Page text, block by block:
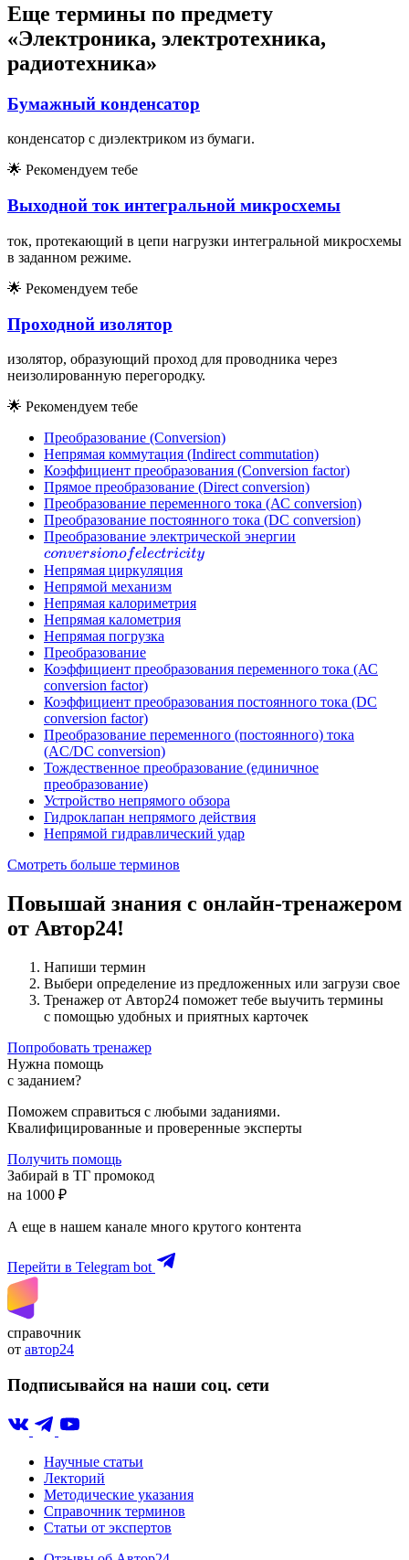
Еще термины по предмету
«Электроника, электротехника,
радиотехника»
Бумажный конденсатор
конденсатор с диэлектриком из бумаги.
🌟 Рекомендуем тебе
Выходной ток интегральной микросхемы
ток, протекающий в цепи нагрузки интегральной микросхемы
в заданном режиме.
🌟 Рекомендуем тебе
Проходной изолятор
изолятор, образующий проход для проводника через
неизолированную перегородку.
🌟 Рекомендуем тебе
Преобразование (Conversion)
Непрямая коммутация (Indirect commutation)
Коэффициент преобразования (Conversion factor)
Прямое преобразование (Direct conversion)
Преобразование переменного тока (АС conversion)
Преобразование постоянного тока (DC conversion)
Преобразование электрической энергии
conversionofelectricity
Непрямая циркуляция
Непрямой механизм
Непрямая калориметрия
Непрямая калометрия
Непрямая погрузка
Преобразование
Коэффициент преобразования переменного тока (АС
conversion factor)
Коэффициент преобразования постоянного тока (DC
conversion factor)
Преобразование переменного (постоянного) тока
(AC/DC conversion)
Тождественное преобразование (единичное
преобразование)
Устройство непрямого обзора
Гидроклапан непрямого действия
Непрямой гидравлический удар
Смотреть больше терминов
Повышай знания с онлайн-тренажером
от Автор24!
Напиши термин
Выбери определение из предложенных или загрузи свое
Тренажер от Автор24 поможет тебе выучить термины
с помощью удобных и приятных карточек
Попробовать тренажер
Нужна помощь
с заданием?
Поможем справиться с любыми заданиями.
Квалифицированные и проверенные эксперты
Получить помощь
Забирай в ТГ промокод
на 1000 ₽
А еще в нашем канале много крутого контента
Перейти в Telegram bot
справочник
от автор24
Подписывайся на наши соц. сети
Научные статьи
Лекторий
Методические указания
Справочник терминов
Статьи от экспертов